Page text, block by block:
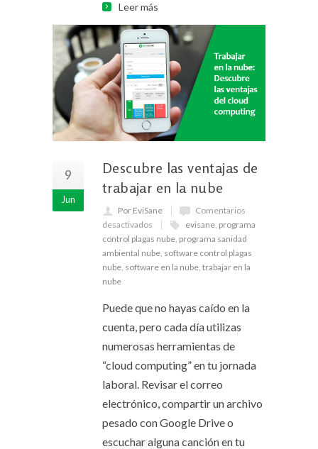
Leer más
9
Jun
Descubre las ventajas de
trabajar en la nube
Por EviSane
Comentarios
desactivados
evisane programa
control plagas nube programa sanidad
ambiental nube software control plagas
nube software en la nube trabajar en la
nube
Puede que no hayas caído en la
cuenta, pero cada día utilizas
numerosas herramientas de
“cloud computing” en tu jornada
laboral. Revisar el correo
electrónico, compartir un archivo
pesado con Google Drive o
escuchar alguna canción en tu